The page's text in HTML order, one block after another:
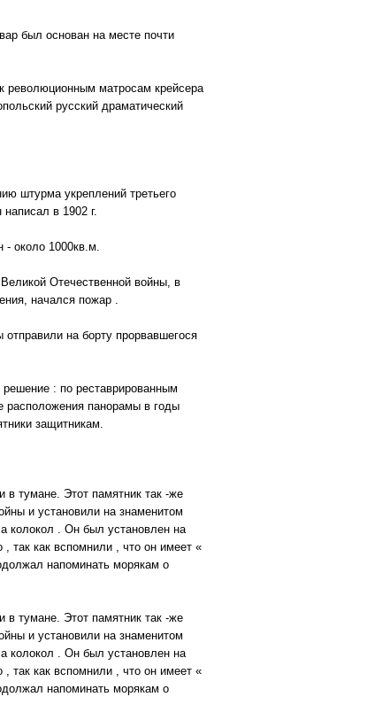
был основан на месте почти
революционным матросам крейсера
русский драматический
штурма укреплений третьего
в 1902 г.
- около 1000кв.м.
Отечественной войны, в
начался пожар .
на борту прорвавшегося
: по реставрированным
расположения панорамы в годы
защитникам.
в тумане. Этот памятник так -же
и установили на знаменитом
колокол . Он был установлен на
так как вспомнили , что он имеет «
напоминать морякам о
в тумане. Этот памятник так -же
и установили на знаменитом
колокол . Он был установлен на
так как вспомнили , что он имеет «
напоминать морякам о